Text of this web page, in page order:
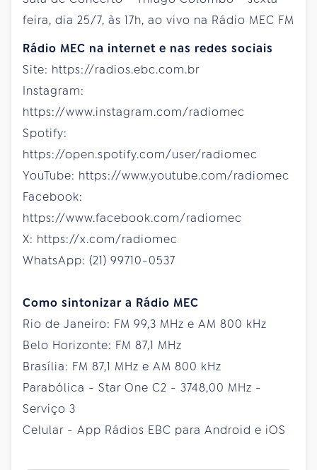
feira, dia 25/7, às 17h, ao vivo na Rádio MEC FM
Rádio MEC na internet e nas redes sociais
Site: https://radios.ebc.com.br
Instagram:
https://www.instagram.com/radiomec
Spotify:
https://open.spotify.com/user/radiomec
YouTube: https://www.youtube.com/radiomec
Facebook:
https://www.facebook.com/radiomec
X: https://x.com/radiomec
WhatsApp: (21) 99710-0537
Como sintonizar a Rádio MEC
Rio de Janeiro: FM 99,3 MHz e AM 800 kHz
Belo Horizonte: FM 87,1 MHz
Brasília: FM 87,1 MHz e AM 800 kHz
Parabólica - Star One C2 - 3748,00 MHz -
Serviço 3
Celular - App Rádios EBC para Android e iOS